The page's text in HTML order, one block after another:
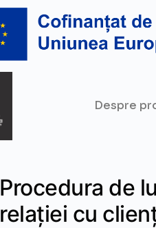
Despre
Procedura de
relației cu